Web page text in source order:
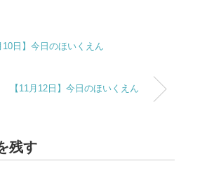
10日】今日のほいくえん
【11月12日】今日のほいくえん
残す